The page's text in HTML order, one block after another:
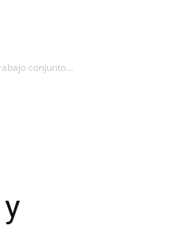
conjunto...